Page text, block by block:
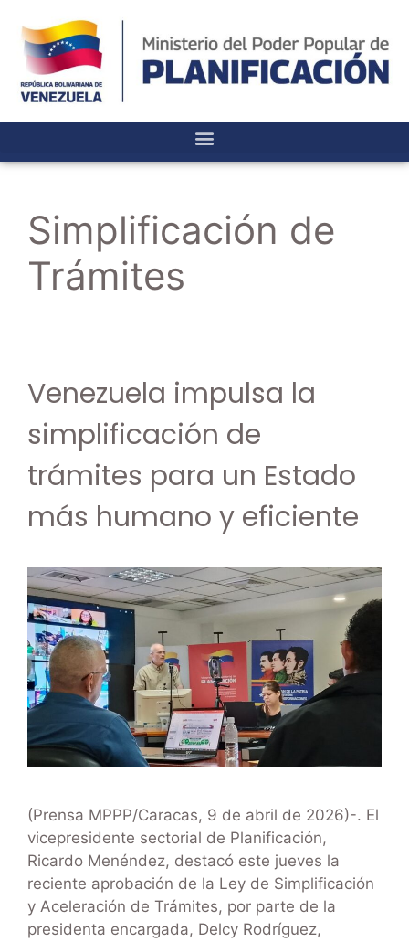
Simplificación de
Trámites
Venezuela impulsa la
simplificación de
trámites para un Estado
más humano y eficiente
(Prensa MPPP/Caracas, 9 de abril de 2026)-. El
vicepresidente sectorial de Planificación,
Ricardo Menéndez, destacó este jueves la
reciente aprobación de la Ley de Simplificación
y Aceleración de Trámites, por parte de la
presidenta encargada, Delcy Rodríguez,